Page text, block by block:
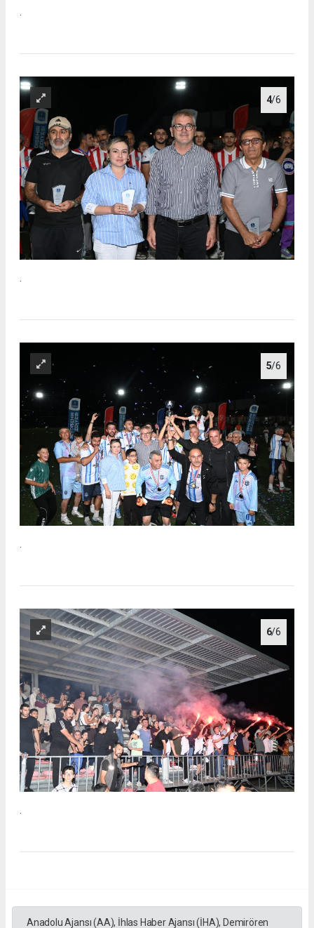
.
4/6
.
5/6
.
6/6
.
Anadolu Ajansı (AA), İhlas Haber Ajansı (İHA), Demirören